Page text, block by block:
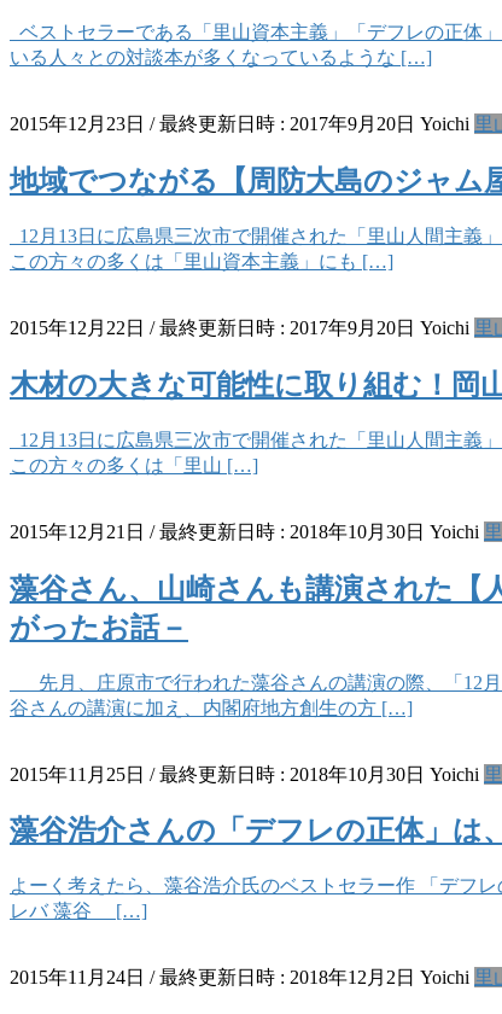
ベストセラーである「里山資本主義」「デフレの正体
いる人々との対談本が多くなっているような […]
2015年12月23日 / 最終更新日時 : 2017年9月20日 Yoichi 里
地域でつながる【周防大島のジャ
12月13日に広島県三次市で開催された「里山人間主義
この方々の多くは「里山資本主義」にも […]
2015年12月22日 / 最終更新日時 : 2017年9月20日 Yoichi 里
木材の大きな可能性に取り組む！
12月13日に広島県三次市で開催された「里山人間主義
この方々の多くは「里山 […]
2015年12月21日 / 最終更新日時 : 2018年10月30日 Yoichi
藻谷さん、山崎さんも講演された
がったお話－
先月、庄原市で行われた藻谷さんの講演の際、「12
谷さんの講演に加え、内閣府地方創生の方 […]
2015年11月25日 / 最終更新日時 : 2018年10月30日 Yoichi
藻谷浩介さんの「デフレの正体」は
よーく考えたら、藻谷浩介氏のベストセラー作 「デフ
レバ 藻谷 […]
2015年11月24日 / 最終更新日時 : 2018年12月2日 Yoichi 里